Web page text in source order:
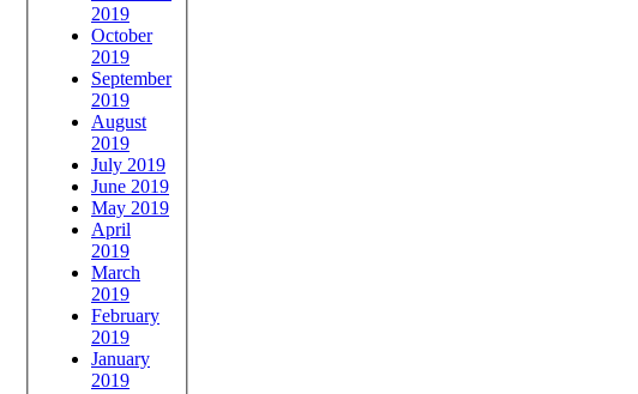
2019
October
2019
September
2019
August
2019
July 2019
June 2019
May 2019
April
2019
March
2019
February
2019
January
2019